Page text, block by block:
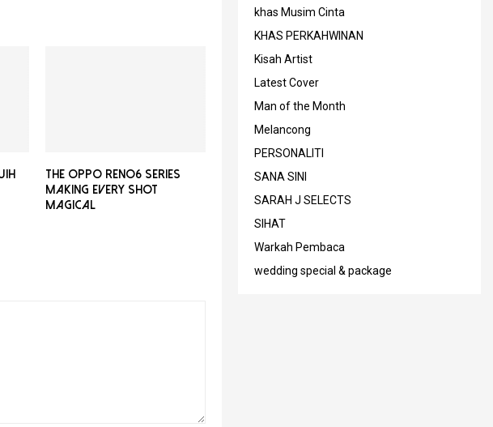
The OPPO Reno6 Series
Making Every Shot
Magical
khas Musim Cinta
KHAS PERKAHWINAN
Kisah Artist
Latest Cover
Man of the Month
Melancong
PERSONALITI
SANA SINI
SARAH J SELECTS
SIHAT
Warkah Pembaca
wedding special & package